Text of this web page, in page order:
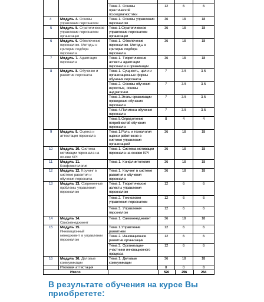
В результате обучения на курсе Вы
приобретете: